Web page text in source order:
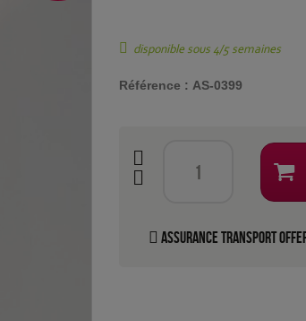
disponible sous 4/5 semaines
Référence : AS-0399
Assurance transport